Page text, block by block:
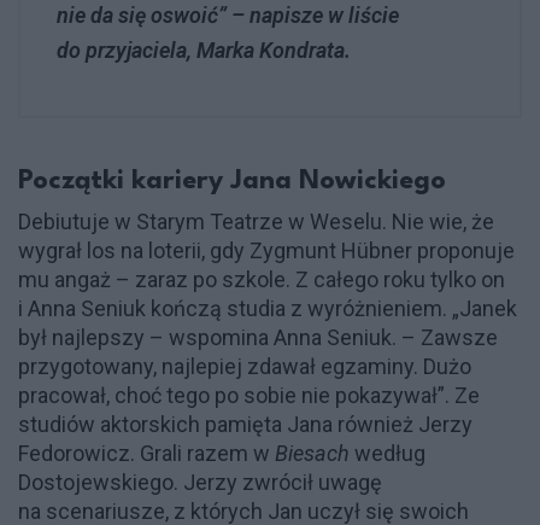
nie da się oswoić” – napisze w liście
do przyjaciela, Marka Kondrata.
Początki kariery Jana Nowickiego
Debiutuje w Starym Teatrze w Weselu. Nie wie, że
wygrał los na loterii, gdy Zygmunt Hübner proponuje
mu angaż – zaraz po szkole. Z całego roku tylko on
i Anna Seniuk kończą studia z wyróżnieniem. „Janek
był najlepszy – wspomina Anna Seniuk. – Zawsze
przygotowany, najlepiej zdawał egzaminy. Dużo
pracował, choć tego po sobie nie pokazywał”. Ze
studiów aktorskich pamięta Jana również Jerzy
Fedorowicz. Grali razem w Biesach według
Dostojewskiego. Jerzy zwrócił uwagę
na scenariusze, z których Jan uczył się swoich